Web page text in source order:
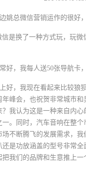
微信营销运作的很好，
换了一种方式玩，玩微
，我每人送50张导航卡，
我现在看起来比较狼
峰会，也祝贺非常城市
我认为这是一种来自内
。同时，汽车音响在整
不断腾飞的发展需求，
是功放涵盖的型号非常
我们的品牌和生意推上